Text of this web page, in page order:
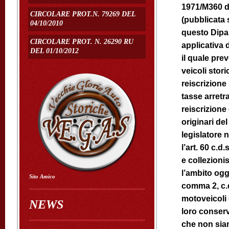
CIRCOLARE PROT.N. 79269 DEL
04/10/2010
CIRCOLARE PROT. N. 26290 RU
DEL 01/10/2012
Sito Amico
NEWS
1971/M360
(pubblicata
questo
applicativa
il quale
veicoli
reiscrizione
tasse
reiscrizione
originari del
legislatore
l’art. 60
e
l’ambito
comma 2,
motoveicoli
loro
che non